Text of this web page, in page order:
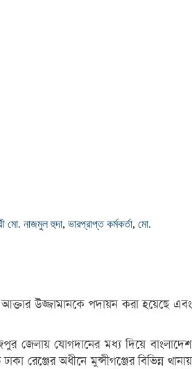
মো. নাজমুল হুদা, ভারপ্রাপ্ত কর্মকর্তা, মো.
উজ্জামানকে পদায়ন করা হয়েছে এবং
জেলায় যোগদানের মধ্য দিয়ে বাংলাদেশ
অধীনে মুন্সীগঞ্জের বিভিন্ন থানায়